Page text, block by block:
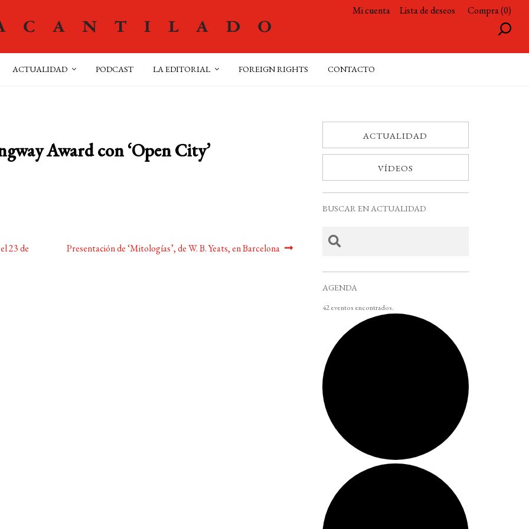
Mi cuenta Lista de deseos Compra (0)
ACTUALIDAD PODCAST LA EDITORIAL FOREIGN RIGHTS CONTACTO
Award con ‘Open City’
23 de
Siguiente:
Presentación de ‘Mitologías’, de W. B. Yeats, en Barcelona
ACTUALIDAD
VÍDEOS
BUSCAR EN ACTUALIDAD
AGENDA
42 eventos encontrados.